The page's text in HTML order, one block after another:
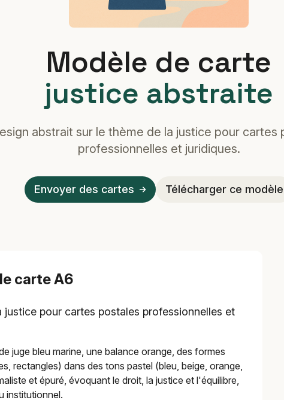
Modèle de carte
justice abstraite
abstrait sur le thème de la justice pour cartes
professionnelles et juridiques.
Envoyer des cartes Télécharger ce modèle
carte A6
justice pour cartes postales professionnelles et
juge bleu marine, une balance orange, des formes
rectangles) dans des tons pastel (bleu, beige, orange,
et épuré, évoquant le droit, la justice et l'équilibre,
institutionnel.